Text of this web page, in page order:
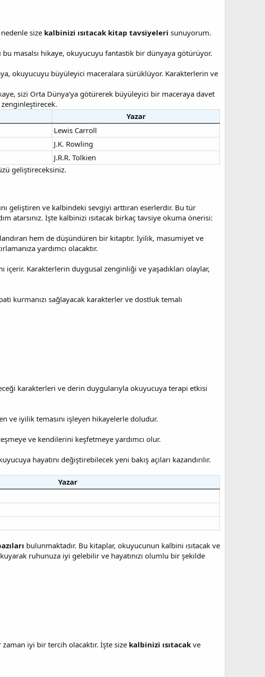
size kalbinizi ısıtacak kitap tavsiyeleri sunuyorum.
masalsı hikaye, okuyucuyu fantastik bir dünyaya götürüyor.
okuyucuyu büyüleyici maceralara sürüklüyor. Karakterlerin ve
sizi Orta Dünya'ya götürerek büyüleyici bir maceraya davet
Yazar
Lewis Carroll
J.K. Rowling
J.R.R. Tolkien
geliştireceksiniz.
geliştiren ve kalbindeki sevgiyi arttıran eserlerdir. Bu tür
atarsınız. İşte kalbinizi ısıtacak birkaç tavsiye okuma önerisi:
hem de düşündüren bir kitaptır. İyilik, masumiyet ve
yardımcı olacaktır.
Karakterlerin duygusal zenginliği ve yaşadıkları olaylar,
kurmanızı sağlayacak karakterler ve dostluk temalı
karakterleri ve derin duygularıyla okuyucuya terapi etkisi
ve iyilik temasını işleyen hikayelerle doludur.
ve kendilerini keşfetmeye yardımcı olur.
hayatını değiştirebilecek yeni bakış açıları kazandırılır.
Yazar
bulunmaktadır. Bu kitaplar, okuyucunun kalbini ısıtacak ve
ruhunuza iyi gelebilir ve hayatınızı olumlu bir şekilde
iyi bir tercih olacaktır. İşte size kalbinizi ısıtacak ve